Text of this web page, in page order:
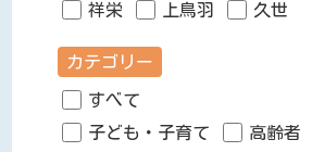
祥栄
上鳥羽 久世
カテゴリー
すべて
子ども・子育て
高齢者